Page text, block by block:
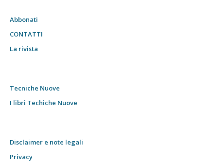
Abbonati
CONTATTI
La rivista
Tecniche Nuove
I libri Techiche Nuove
Disclaimer e note legali
Privacy